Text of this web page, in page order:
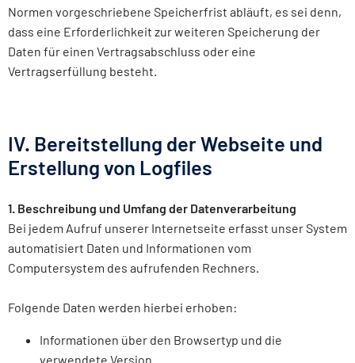
Normen vorgeschriebene Speicherfrist abläuft, es sei denn,
dass eine Erforderlichkeit zur weiteren Speicherung der
Daten für einen Vertragsabschluss oder eine
Vertragserfüllung besteht.
IV. Bereitstellung der Webseite und
Erstellung von Logfiles
1. Beschreibung und Umfang der Datenverarbeitung
Bei jedem Aufruf unserer Internetseite erfasst unser System
automatisiert Daten und Informationen vom
Computersystem des aufrufenden Rechners.
Folgende Daten werden hierbei erhoben:
Informationen über den Browsertyp und die
verwendete Version